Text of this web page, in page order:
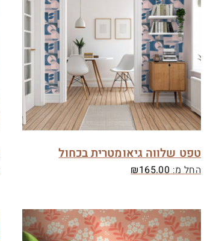
טפט שלווה גיאומטרית בכחול
החל מ: ₪165.00